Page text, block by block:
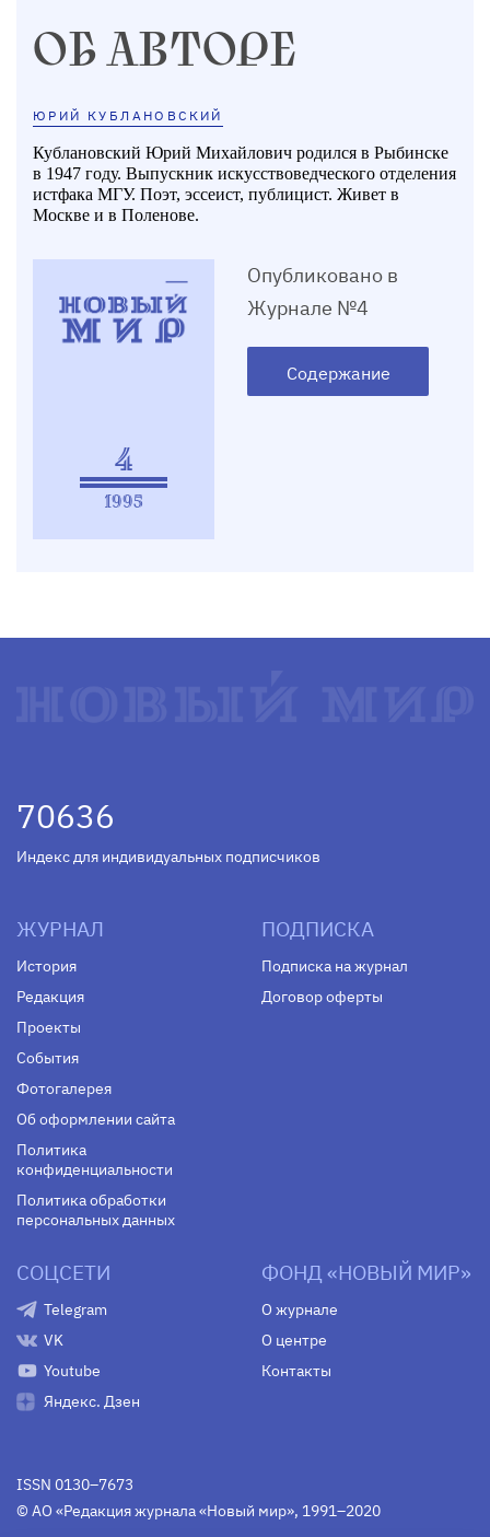
ОБ АВТОРЕ
ЮРИЙ КУБЛАНОВСКИЙ
Кублановский Юрий Михайлович родился в Рыбинске
в 1947 году. Выпускник искусствоведческого отделения
истфака МГУ. Поэт, эссеист, публицист. Живет в
Москве и в Поленове.
4
1995
Опубликовано в
Журнале №4
Содержание
70636
Индекс для индивидуальных подписчиков
ЖУРНАЛ
История
Редакция
Проекты
События
Фотогалерея
Об оформлении сайта
Политика
конфиденциальности
Политика обработки
персональных данных
ПОДПИСКА
Подписка на журнал
Договор оферты
СОЦСЕТИ
Telegram
VK
Youtube
Яндекс. Дзен
ФОНД «НОВЫЙ МИР»
О журнале
О центре
Контакты
ISSN 0130–7673
© АО «Редакция журнала «Новый мир», 1991–2020